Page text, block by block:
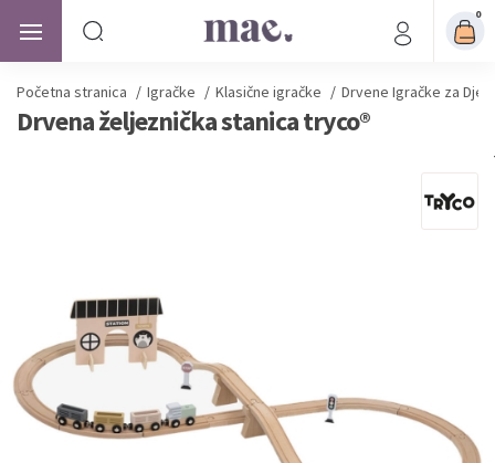
0
Početna stranica / Igračke / Klasične igračke / Drvene Igračke za
Drvena željeznička stanica tryco®